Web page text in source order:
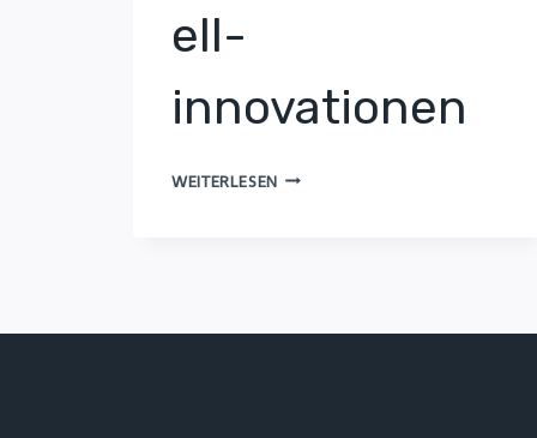
ell-
innovationen
WEITERLESEN UNTERNEHMEN